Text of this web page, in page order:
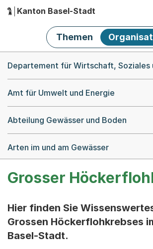
Hauptnavigation
Kanton Basel-Stadt
Themen
Departement für Wirtschaft, Soziales
Amt für Umwelt und Energie
Abteilung Gewässer und Boden
Arten im und am Gewässer
Grosser
Hier finden Sie
Grossen Höckerflohkrebses
Basel-Stadt.